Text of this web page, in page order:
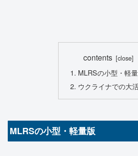
contents
MLRSの小型・軽
ウクライナでの大
MLRSの小型・軽量版